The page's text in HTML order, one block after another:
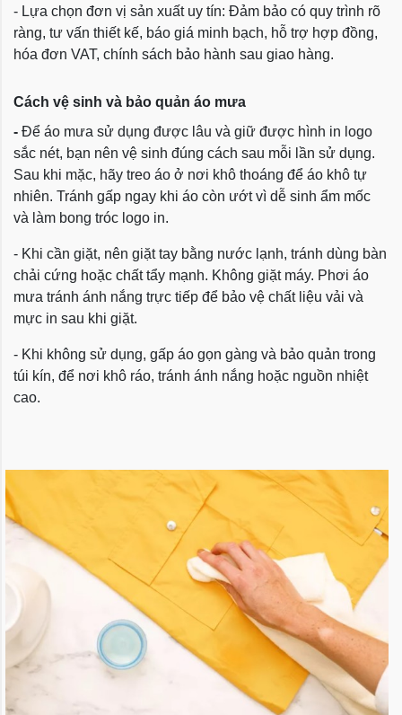
- Lựa chọn đơn vị sản xuất uy tín: Đảm bảo có quy trình rõ
ràng, tư vấn thiết kế, báo giá minh bạch, hỗ trợ hợp đồng,
hóa đơn VAT, chính sách bảo hành sau giao hàng.
Cách vệ sinh và bảo quản áo mưa
- Để áo mưa sử dụng được lâu và giữ được hình in logo
sắc nét, bạn nên vệ sinh đúng cách sau mỗi lần sử dụng.
Sau khi mặc, hãy treo áo ở nơi khô thoáng để áo khô tự
nhiên. Tránh gấp ngay khi áo còn ướt vì dễ sinh ẩm mốc
và làm bong tróc logo in.
- Khi cần giặt, nên giặt tay bằng nước lạnh, tránh dùng bàn
chải cứng hoặc chất tẩy mạnh. Không giặt máy. Phơi áo
mưa tránh ánh nắng trực tiếp để bảo vệ chất liệu vải và
mực in sau khi giặt.
- Khi không sử dụng, gấp áo gọn gàng và bảo quản trong
túi kín, để nơi khô ráo, tránh ánh nắng hoặc nguồn nhiệt
cao.